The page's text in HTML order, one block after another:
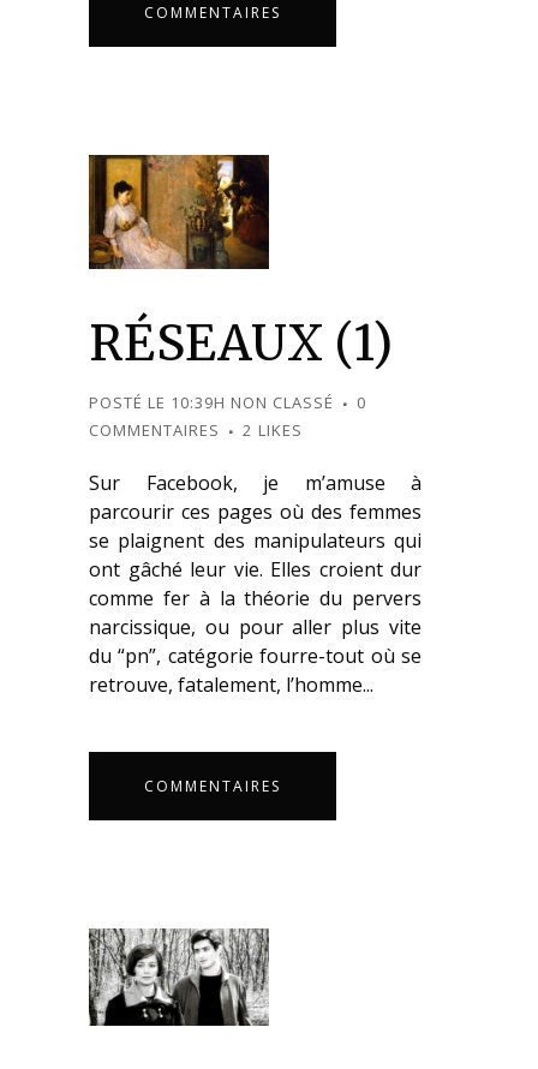
COMMENTAIRES
RÉSEAUX (1)
POSTÉ LE 10:39H NON CLASSÉ
0
COMMENTAIRES
2 LIKES
Sur Facebook, je m’amuse à
parcourir ces pages où des femmes
se plaignent des manipulateurs qui
ont gâché leur vie. Elles croient dur
comme fer à la théorie du pervers
narcissique, ou pour aller plus vite
du “pn”, catégorie fourre-tout où se
retrouve, fatalement, l’homme...
COMMENTAIRES